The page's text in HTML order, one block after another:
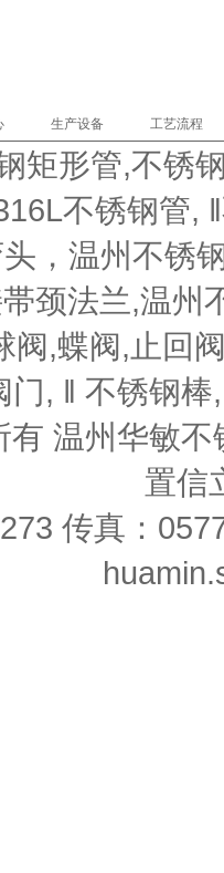
生产设备 工艺流程
矩形管,不锈
不锈钢管,
，温州不锈
颈法兰,温州
阀,蝶阀,止回
门, ‖ 不锈钢
温州华敏
置信
传真：